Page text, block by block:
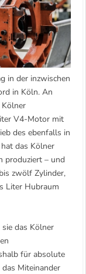
in der inzwischen
in Köln. An
V4-Motor mit
des ebenfalls in
das Kölner
produziert – und
zwölf Zylinder,
Liter Hubraum
das Kölner
für absolute
Miteinander